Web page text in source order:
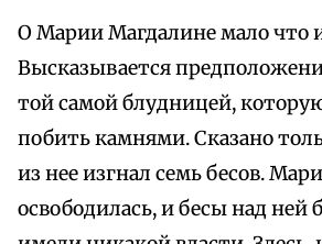
О Марии Магдалине мало что
Высказывается
той самой блудницей,
побить камнями. Сказано
из нее изгнал семь бесов.
освободилась, и бесы над ней